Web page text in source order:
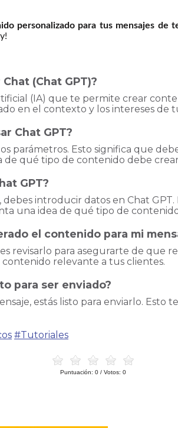
personalizado para tus mensajes de
(Chat GPT)?
(IA) que te permite crear
en el contexto y los intereses de
Chat GPT?
parámetros. Esto significa que
de qué tipo de contenido debe
GPT?
introducir datos en Chat
una idea de qué tipo de
el contenido para mi
revisarlo para asegurarte de que
relevante a tus clientes.
para ser enviado?
estás listo para enviarlo. Esto
#Tutoriales
Puntuación: 0 / Votos: 0